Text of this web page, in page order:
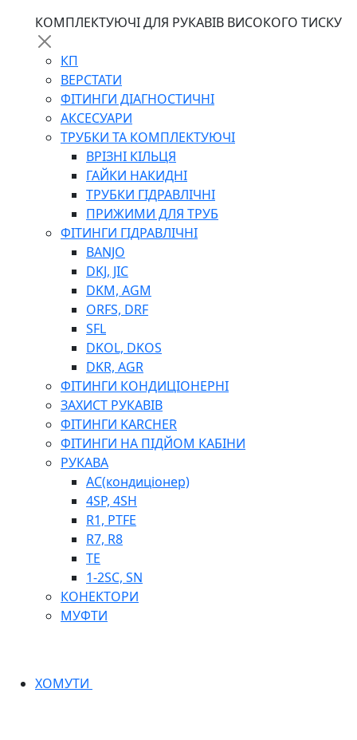
КОМПЛЕКТУЮЧІ ДЛЯ РУКАВІВ ВИСОКОГО ТИСКУ
КП
ВЕРСТАТИ
ФІТИНГИ ДІАГНОСТИЧНІ
АКСЕСУАРИ
ТРУБКИ ТА КОМПЛЕКТУЮЧІ
ВРІЗНІ КІЛЬЦЯ
ГАЙКИ НАКИДНІ
ТРУБКИ ГІДРАВЛІЧНІ
ПРИЖИМИ ДЛЯ ТРУБ
ФІТИНГИ ГІДРАВЛІЧНІ
BANJO
DKJ, JIC
DKM, AGM
ORFS, DRF
SFL
DKOL, DKOS
DKR, AGR
ФІТИНГИ КОНДИЦІОНЕРНІ
ЗАХИСТ РУКАВІВ
ФІТИНГИ KARCHER
ФІТИНГИ НА ПІДЙОМ КАБІНИ
РУКАВА
AC(кондиціонер)
4SP, 4SH
R1, PTFE
R7, R8
TE
1-2SC, SN
КОНЕКТОРИ
МУФТИ
ХОМУТИ